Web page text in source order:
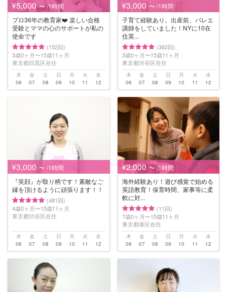
¥5,000 〜 /1時間
プロ36年の教育家❤️ 楽しい合格
受験とママの心のサポートが私の
使命です
(152回)
3歳0ヶ月〜15歳11ヶ月
東京都目黒区在住
木
06
金
07
土
08
日
09
月
10
火
11
水
12
¥3,000 〜 /1時間
子育て経験あり。出産前、バレエ
講師をしていました！NYに10在
住英...
(362回)
3歳0ヶ月〜15歳11ヶ月
東京都渋谷区在住
木
06
金
07
土
08
日
09
月
10
火
11
水
12
¥3,000 〜 /1時間
『笑顔』が取り柄です！素敵なご
縁を頂けるように頑張ります！！
(481回)
4歳0ヶ月〜15歳11ヶ月
東京都渋谷区在住
木
06
金
07
土
08
日
09
月
10
火
11
水
12
¥2,000 〜 /1時間
海外経験あり！遊び感覚で始める
英語教育！保育時間、家事等に柔
軟に対...
(11回)
7歳0ヶ月〜15歳11ヶ月
東京都港区在住
木
06
金
07
土
08
日
09
月
10
火
11
水
12